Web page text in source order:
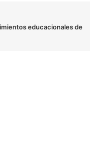
educacionales de